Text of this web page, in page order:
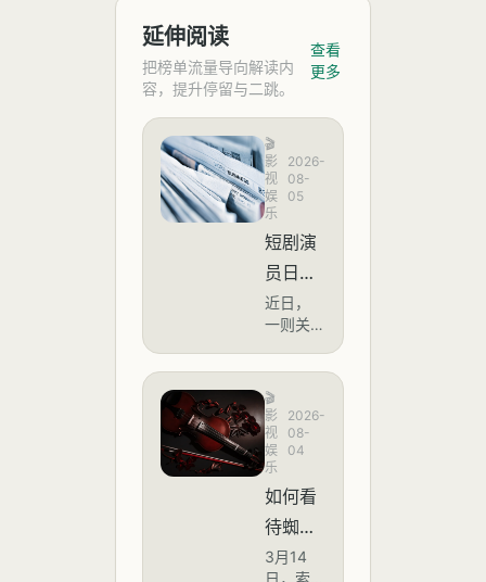
延伸阅读
把榜单流量导向解读内
容，提升停留与二跳。
查看
更多
🎬
影
视
娱
乐
2026-
08-
05
短剧演
员日薪
四万
近日，
一则关
演员日
薪四万”
的话题
登上微
博热
搜，阅
读量突
破168
万。据
多家媒
🎬
影
视
娱
乐
2026-
08-
04
如何看
待蜘蛛
侠片方
3月14
日，索